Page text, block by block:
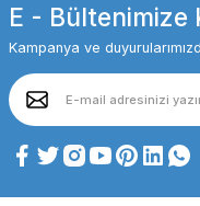
E - Bültenimize
Kampanya ve